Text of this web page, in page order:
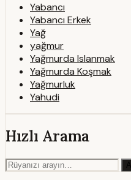
Yabancı
Yabancı Erkek
Yağ
yağmur
Yağmurda Islanmak
Yağmurda Koşmak
Yağmurluk
Yahudi
Hızlı Arama